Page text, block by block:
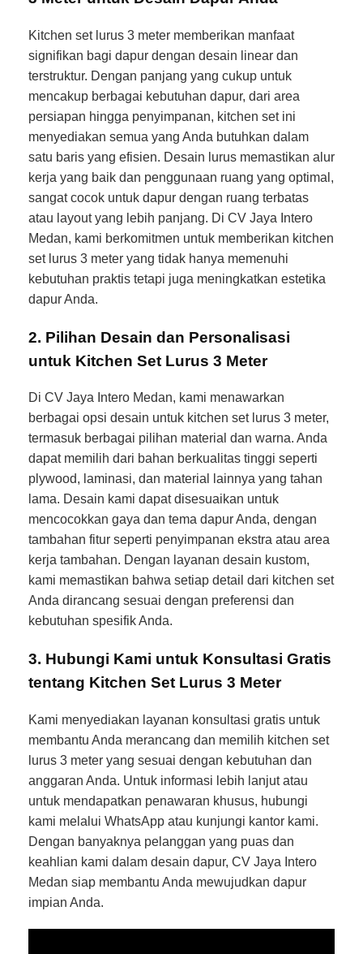
Kitchen set lurus 3 meter memberikan manfaat
signifikan bagi dapur dengan desain linear dan
terstruktur. Dengan panjang yang cukup untuk
mencakup berbagai kebutuhan dapur, dari area
persiapan hingga penyimpanan, kitchen set ini
menyediakan semua yang Anda butuhkan dalam
satu baris yang efisien. Desain lurus memastikan alur
kerja yang baik dan penggunaan ruang yang optimal,
sangat cocok untuk dapur dengan ruang terbatas
atau layout yang lebih panjang. Di CV Jaya Intero
Medan, kami berkomitmen untuk memberikan kitchen
set lurus 3 meter yang tidak hanya memenuhi
kebutuhan praktis tetapi juga meningkatkan estetika
dapur Anda.
2. Pilihan Desain dan Personalisasi
untuk Kitchen Set Lurus 3 Meter
Di CV Jaya Intero Medan, kami menawarkan
berbagai opsi desain untuk kitchen set lurus 3 meter,
termasuk berbagai pilihan material dan warna. Anda
dapat memilih dari bahan berkualitas tinggi seperti
plywood, laminasi, dan material lainnya yang tahan
lama. Desain kami dapat disesuaikan untuk
mencocokkan gaya dan tema dapur Anda, dengan
tambahan fitur seperti penyimpanan ekstra atau area
kerja tambahan. Dengan layanan desain kustom,
kami memastikan bahwa setiap detail dari kitchen set
Anda dirancang sesuai dengan preferensi dan
kebutuhan spesifik Anda.
3. Hubungi Kami untuk Konsultasi Gratis
tentang Kitchen Set Lurus 3 Meter
Kami menyediakan layanan konsultasi gratis untuk
membantu Anda merancang dan memilih kitchen set
lurus 3 meter yang sesuai dengan kebutuhan dan
anggaran Anda. Untuk informasi lebih lanjut atau
untuk mendapatkan penawaran khusus, hubungi
kami melalui WhatsApp atau kunjungi kantor kami.
Dengan banyaknya pelanggan yang puas dan
keahlian kami dalam desain dapur, CV Jaya Intero
Medan siap membantu Anda mewujudkan dapur
impian Anda.